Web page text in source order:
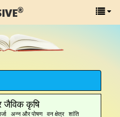
®
कृषि
अन्न और पोषण वन क्षेत्र शांति